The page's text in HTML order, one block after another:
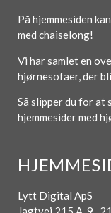
På hjemmesiden
med chaiselong!
Vi har samlet en
hjørnesofaer, der
Så slipper du for at
hjemmesider med
Lytt Digital ApS